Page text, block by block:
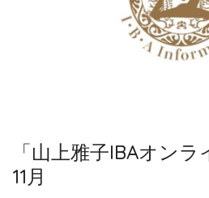
「山上雅子IBAオンラ
11月